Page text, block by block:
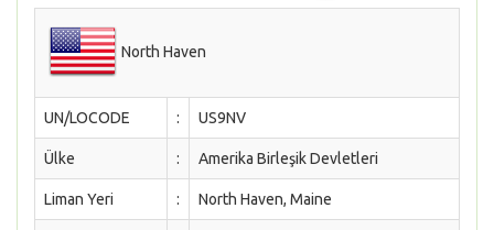
North Haven
UN/LOCODE : US9NV
Ülke : Amerika Birleşik Devletleri
Liman Yeri : North Haven, Maine